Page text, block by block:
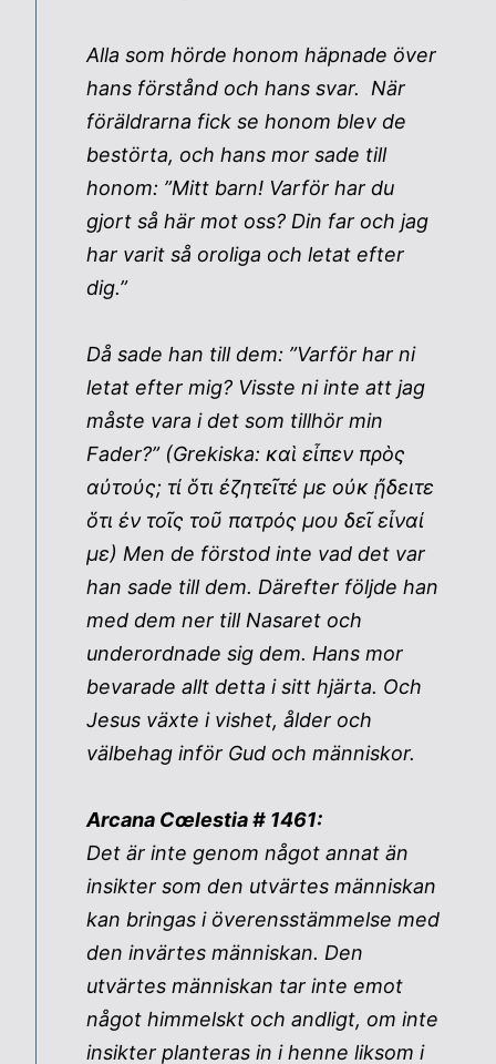
Alla som hörde honom häpnade över
hans förstånd och hans svar. När
föräldrarna fick se honom blev de
bestörta, och hans mor sade till
honom: ”Mitt barn! Varför har du
gjort så här mot oss? Din far och jag
har varit så oroliga och letat efter
dig.”
Då sade han till dem: ”Varför har ni
letat efter mig? Visste ni inte att jag
måste vara i det som tillhör min
Fader?” (Grekiska: καὶ εἶπεν πρὸς
αὐτούς; τί ὅτι ἐζητεῖτέ με οὐκ ᾔδειτε
ὅτι ἐν τοῖς τοῦ πατρός μου δεῖ εἶναί
με) Men de förstod inte vad det var
han sade till dem. Därefter följde han
med dem ner till Nasaret och
underordnade sig dem. Hans mor
bevarade allt detta i sitt hjärta. Och
Jesus växte i vishet, ålder och
välbehag inför Gud och människor.
Arcana Cœlestia # 1461:
Det är inte genom något annat än
insikter som den utvärtes människan
kan bringas i överensstämmelse med
den invärtes människan. Den
utvärtes människan tar inte emot
något himmelskt och andligt, om inte
insikter planteras in i henne liksom i